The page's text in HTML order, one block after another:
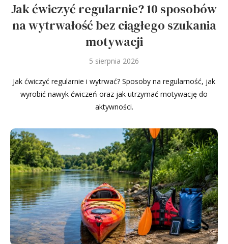
Jak ćwiczyć regularnie? 10 sposobów
na wytrwałość bez ciągłego szukania
motywacji
5 sierpnia 2026
Jak ćwiczyć regularnie i wytrwać? Sposoby na regularność, jak
wyrobić nawyk ćwiczeń oraz jak utrzymać motywację do
aktywności.